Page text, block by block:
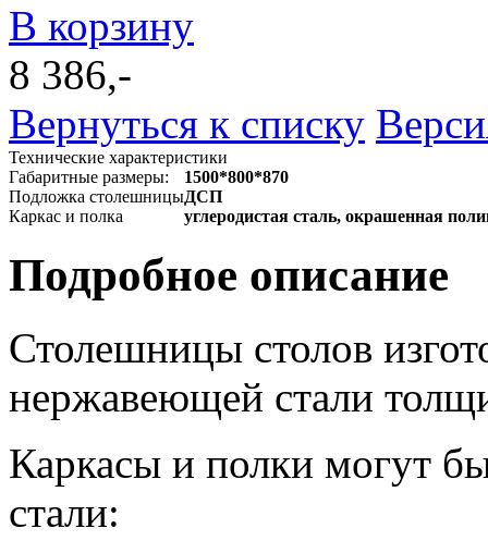
В корзину
8 386,-
Вернуться к списку
Технические характеристики
Габаритные размеры:
1500*800*870
Подложка столешницыДСП
Каркас и полка
углеродистая сталь, окрашенная
Подробное описание
Столешницы столов
нержавеющей стали
Каркасы и полки могут
стали: